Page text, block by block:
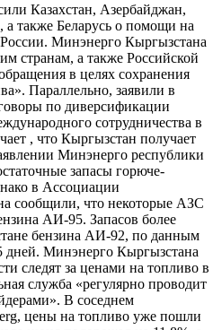
Казахстан, Азербайджан,
а также Беларусь о помощи на
Минэнерго Кыргызстана
странам, а также Российской
в целях сохранения
Параллельно, заявили в
по диверсификации
сотрудничества в
, что Кыргызстан получает
Минэнерго республики
запасы горюче-
в Ассоциации
сообщили, что некоторые АЗС
АИ-95. Запасов более
бензина АИ-92, по данным
дней. Минэнерго Кыргызстана
следят за ценами на топливо в
служба «регулярно проводит
В соседнем
цены на топливо уже пошли